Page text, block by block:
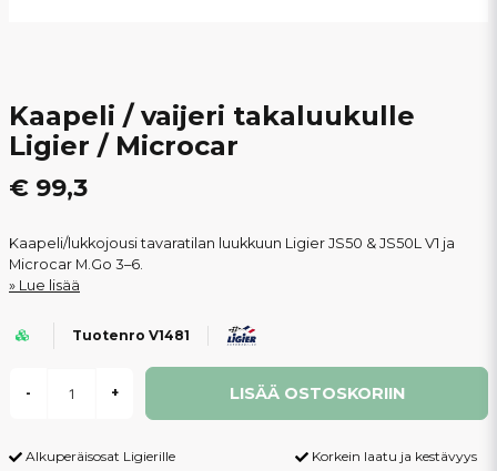
Kaapeli / vaijeri takaluukulle
Ligier / Microcar
€ 99,3
Kaapeli/lukkojousi tavaratilan luukkuun Ligier JS50 & JS50L V1 ja
Microcar M.Go 3–6.
Lue lisää
Tuotenro V1481
- + LISÄÄ OSTOSKORIIN
Alkuperäisosat Ligierille Korkein laatu ja kestävyys